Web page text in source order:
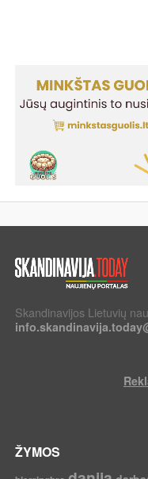
Skandinavijos Lietuvių
ŽYMOS